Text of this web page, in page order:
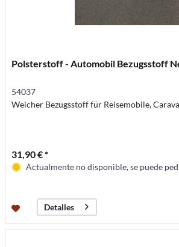
Polsterstoff - Automobil Bezugsstoff
54037
Weicher Bezugsstoff für Reisemobile,
31,90 € *
Actualmente no disponible, se puede
Detalles